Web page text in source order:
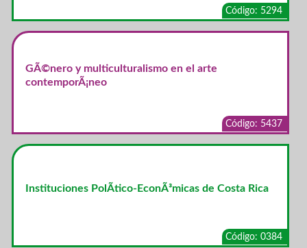
Código: 5294
GÃ©nero y multiculturalismo en el arte
contemporÃ¡neo
Código: 5437
Instituciones PolÃ­tico-EconÃ³micas de Costa Rica
Código: 0384